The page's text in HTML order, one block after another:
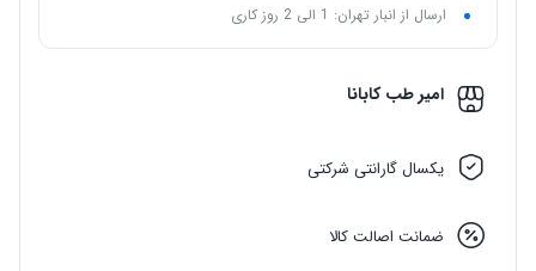
ارسال از انبار تهران: 1 الی 2 روز کاری
امیر طب کابانا
یکسال گارانتی شرکتی
ضمانت اصالت کالا